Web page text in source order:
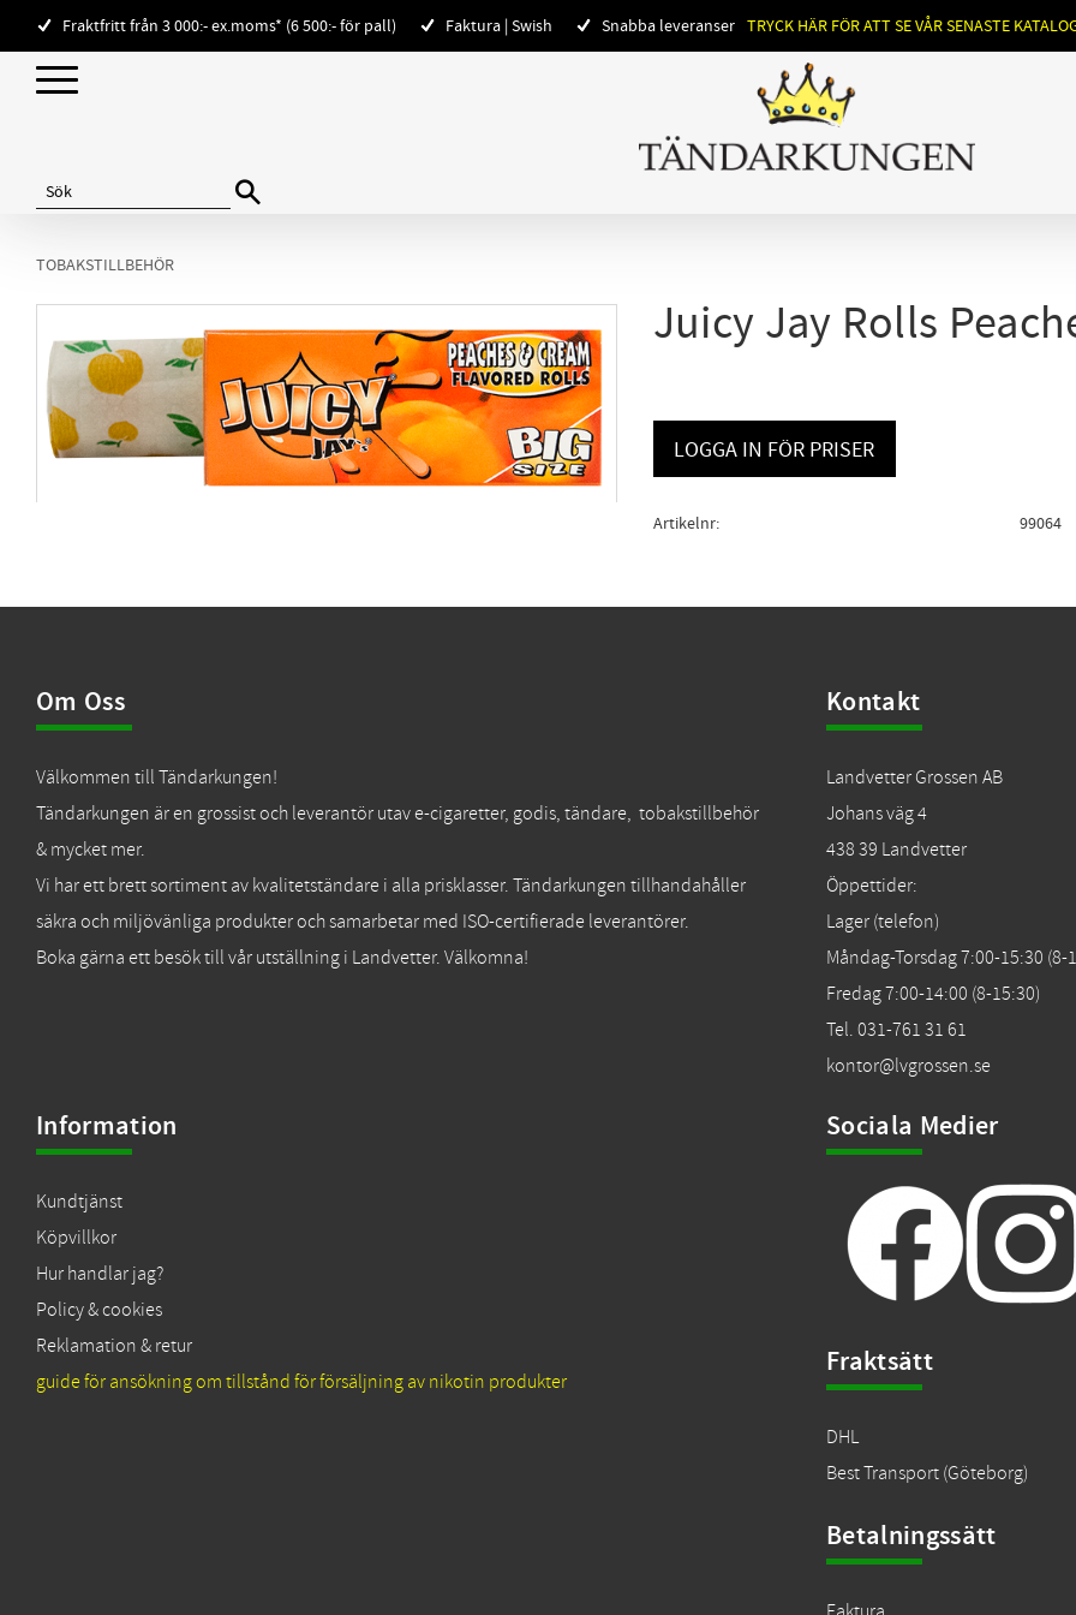
Fraktfritt från 3 000:- ex.moms* (6 500:- för pall) Faktura | Swish Snabba leveranser TRYCK HÄR FÖR ATT SE VÅR SENASTE
TOBAKSTILLBEHÖR
Juicy Jay Rolls
LOGGA IN FÖR PRISER
Artikelnr 99064
Om Oss
Välkommen till Tändarkungen!
Tändarkungen är en grossist och leverantör utav e-cigaretter, godis, tändare, tobakstillbehör
& mycket mer.
Vi har ett brett sortiment av kvalitetständare i alla prisklasser. Tändarkungen tillhandahåller
säkra och miljövänliga produkter och samarbetar med ISO-certifierade leverantörer.
Boka gärna ett besök till vår utställning i Landvetter. Välkomna!
Kontakt
Landvetter Grossen AB
Johans väg 4
438 39 Landvetter
Öppettider:
Lager (telefon)
Måndag-Torsdag 7:00-15:30 (8-
Fredag 7:00-14:00 (8-15:30)
Tel. 031-761 31 61
kontor@lvgrossen.se
Information
Kundtjänst
Köpvillkor
Hur handlar jag?
Policy & cookies
Reklamation & retur
guide för ansökning om tillstånd för försäljning av nikotin produkter
Sociala Medier
Fraktsätt
DHL
Best Transport (Göteborg)
Betalningssätt